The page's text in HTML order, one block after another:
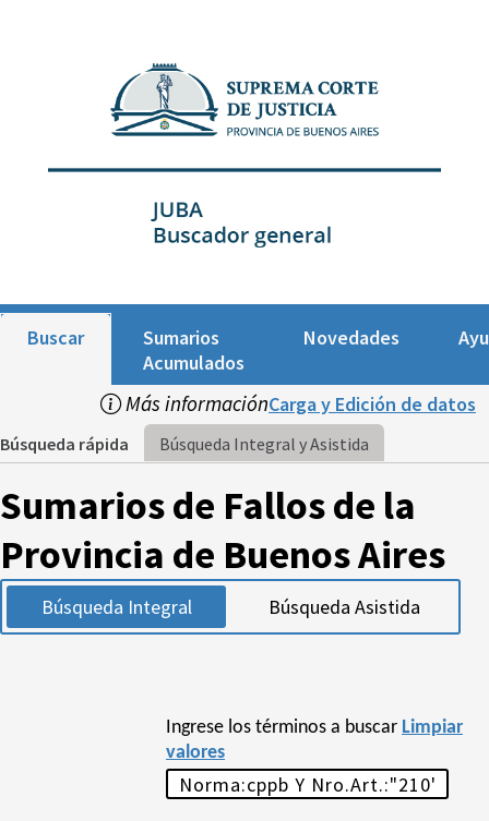
Buscar
Sumarios
Acumulados
Novedades
Más informaciónCarga y Edición de datos
Búsqueda rápida Búsqueda Integral y Asistida
Sumarios de Fallos de la
Provincia de Buenos Aires
Búsqueda Integral Búsqueda Asistida
Ingrese los términos a buscar Limpiar
valores